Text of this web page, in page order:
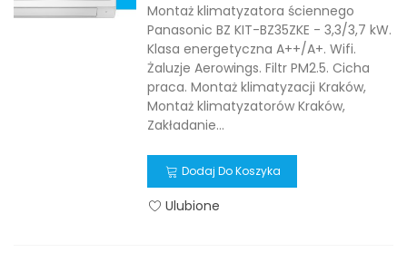
Montaż klimatyzatora ściennego
Panasonic BZ KIT-BZ35ZKE - 3,3/3,7 kW.
Klasa energetyczna A++/A+. Wifi.
Żaluzje Aerowings. Filtr PM2.5. Cicha
praca. Montaż klimatyzacji Kraków,
Montaż klimatyzatorów Kraków,
Zakładanie...
Dodaj Do Koszyka
Ulubione